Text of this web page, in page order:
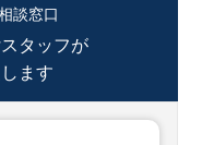
談窓口
タッフが
ます